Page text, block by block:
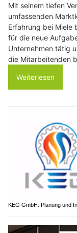
Mit seinem tiefen
umfassenden
Erfahrung bei Miele
für die neue
Unternehmen tätig
die Mitarbeitenden
Weiterlesen
KEG GmbH: Planung und